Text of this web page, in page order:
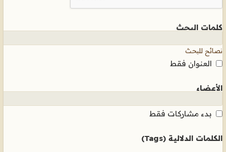
كلمات البحث
نصائح للبحث
العنوان فقط
الأعضاء
بدء مشاركات فقط
الكلمات الدلالية (Tags)